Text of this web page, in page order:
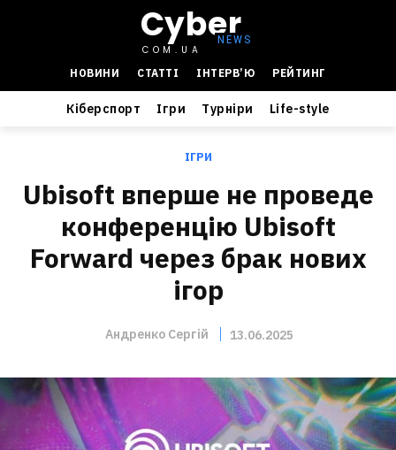
Cyber
COM.UA
НОВИНИ
СТАТТІ ІНТЕРВ’Ю РЕЙТИНГ
Кіберспорт Ігри Турніри Life-style
ІГРИ
Ubisoft вперше не проведе
конференцію Ubisoft
Forward через брак нових
ігор
Андренко Сергій 13.06.2025